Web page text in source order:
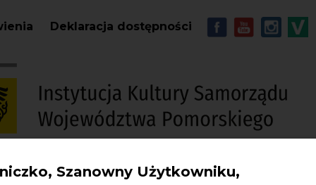
Szanowny Użytkowniku,
Deklaracja dostępności MENU -